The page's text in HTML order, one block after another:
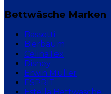
Bettwäsche Marken
Bassetti
Bierbaum
CelinaTex
Disney
Erwin Müller
ESPRIT